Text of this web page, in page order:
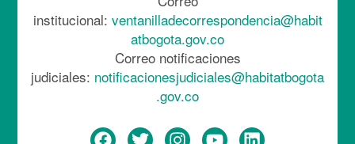
institucional: ventanilladecorrespondencia@habit
atbogota.gov.co
Correo notificaciones
judiciales: notificacionesjudiciales@habitatbogota
.gov.co